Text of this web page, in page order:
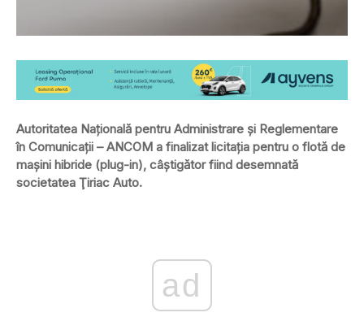
Autoritatea Naţională pentru Administrare şi Reglementare
în Comunicaţii – ANCOM a finalizat licitaţia pentru o flotă de
maşini hibride (plug-in), câştigător fiind desemnată
societatea Ţiriac Auto.
ad